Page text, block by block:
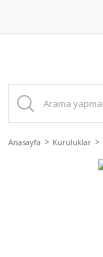
Anasayfa Kuruluklar